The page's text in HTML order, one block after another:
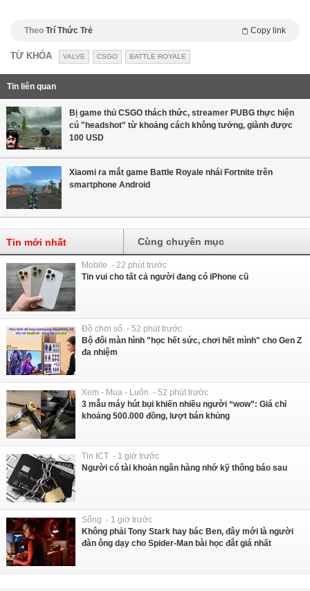
Theo Trí Thức Trẻ Copy link
TỪ KHÓA VALVE CSGO BATTLE ROYALE
Tin liên quan
Bị game thủ CSGO thách thức, streamer PUBG thực hiện
cú "headshot" từ khoảng cách không tưởng, giành được
100 USD
Xiaomi ra mắt game Battle Royale nhái Fortnite trên
smartphone Android
Tin mới nhất Cùng chuyên mục
Mobile - 22 phút trước
Tin vui cho tất cả người đang có iPhone cũ
Đồ chơi số - 52 phút trước
Bộ đôi màn hình "học hết sức, chơi hết mình" cho Gen Z
đa nhiệm
Xem - Mua - Luôn - 52 phút trước
3 mẫu máy hút bụi khiến nhiều người “wow”: Giá chỉ
khoảng 500.000 đồng, lượt bán khủng
Tin ICT - 1 giờ trước
Người có tài khoản ngân hàng nhớ kỹ thông báo sau
Sống - 1 giờ trước
Không phải Tony Stark hay bác Ben, đây mới là người
đàn ông dạy cho Spider-Man bài học đắt giá nhất